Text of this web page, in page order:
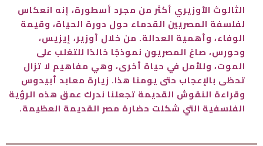
الثالوث الأوزيري أكثر من مجرد أسطورة، إنه انعكاس
لفلسفة المصريين القدماء حول دورة الحياة، وقيمة
الوفاء، وأهمية العدالة. من خلال أوزير، إيزيس،
وحورس، صاغ المصريون نموذجًا خالدًا للتغلب على
الموت، وللأمل في حياة أخرى، وهي مفاهيم لا تزال
تحظى بالإعجاب حتى يومنا هذا. زيارة معابد أبيدوس
وقراءة النقوش القديمة تجعلنا ندرك عمق هذه الرؤية
الفلسفية التي شكلت حضارة مصر القديمة العظيمة.